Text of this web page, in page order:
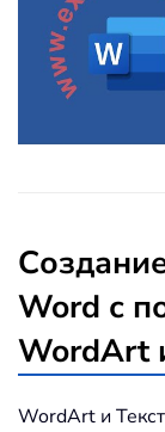
Word с
WordArt
WordArt и